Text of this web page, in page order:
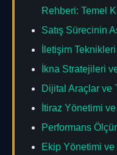
Rehberi: Temel
Satış Sürecinin
İletişim
İkna Stratejileri
Dijital Araçlar ve
İtiraz Yönetimi
Performans
Ekip Yönetimi